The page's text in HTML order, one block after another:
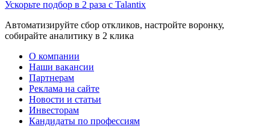
Ускорьте подбор в 2 раза с Talantix
Автоматизируйте сбор откликов, настройте воронку,
собирайте аналитику в 2 клика
О компании
Наши вакансии
Партнерам
Реклама на сайте
Новости и статьи
Инвесторам
Кандидаты по профессиям